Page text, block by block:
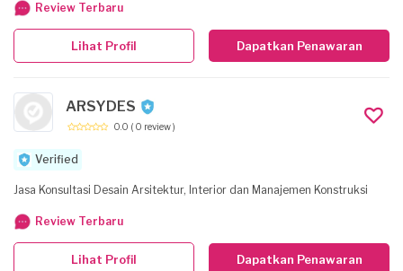
kontekstual yang bisa dimanfaatkan dalam mewujudkan rancangan
arsitektur dengan baik. ARSATAMA Architect Head Office: Yogyakarta
Indonesia 55372 www.arsatama.com
Review Terbaru
Dapatkan Penawaran
Lihat Profil
ARSYDES
0.0 ( 0 review )
Verified
Jasa Konsultasi Desain Arsitektur, Interior dan Manajemen Konstruksi
Review Terbaru
Dapatkan Penawaran
Lihat Profil